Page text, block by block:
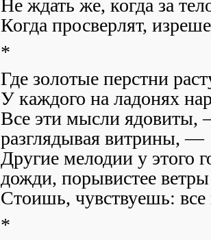
Не ждать же, когда за
Когда просверлят,
*
Где золотые перстни
У каждого на ладонях
Все эти мысли ядовиты,
разглядывая витрины, —
Другие мелодии у этого
дожди, порывистее ветры
Стоишь, чувствуешь:
*